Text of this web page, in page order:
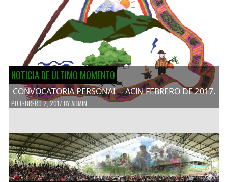
NOTICIA DE ÚLTIMO MOMENTO
CONVOCATORIA PERSONAL – ACIN FEBRERO DE 2017.
PD FEBRERO 2, 2017 BYADMIN